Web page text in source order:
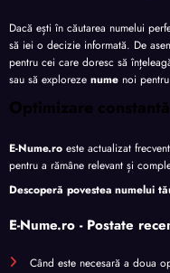
Dacă ești în căutarea numelui
să iei o decizie informată. De
pentru cei care doresc să
sau să exploreze nume noi
Optimizare
E-Nume.ro este actualizat
pentru a rămâne relevant și
Descoperă povestea numelui
E-Nume.ro - Postate
Când este necesară a doua